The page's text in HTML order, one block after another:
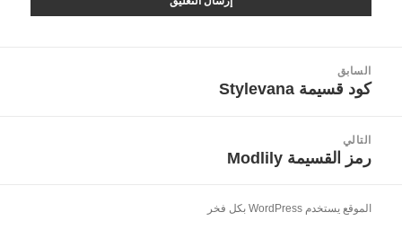
المقالاتالسابق
المقالة
كود قسيمة Stylevana
التالي
المقالة
رمز القسيمة Modlily
الموقع يستخدم WordPress بكل فخر